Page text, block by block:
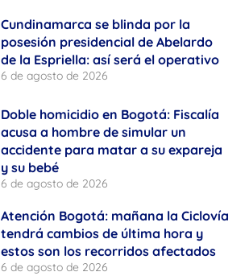
Cundinamarca se blinda por la
posesión presidencial de Abelardo
de la Espriella: así será el operativo
6 de agosto de 2026
Doble homicidio en Bogotá: Fiscalía
acusa a hombre de simular un
accidente para matar a su expareja
y su bebé
6 de agosto de 2026
Atención Bogotá: mañana la Ciclovía
tendrá cambios de última hora y
estos son los recorridos afectados
6 de agosto de 2026